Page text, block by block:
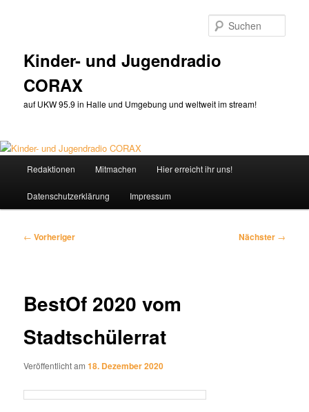
Kinder- und Jugendradio
CORAX
auf UKW 95.9 in Halle und Umgebung und weltweit im stream!
Redaktionen Mitmachen Hier erreicht ihr uns!
Datenschutzerklärung Impressum
Beitragsnavigation
← Vorheriger Nächster →
BestOf 2020 vom
Stadtschülerrat
Veröffentlicht am18. Dezember 2020